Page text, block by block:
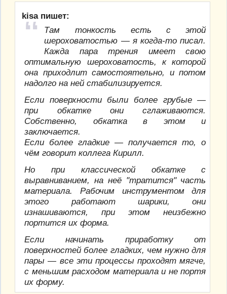
kisa пишет:
Там тонкость есть с этой
шероховатостью — я когда-то писал.
Кажда пара трения имеет свою
оптимальную шероховатость, к которой
она приходлит самостоятельно, и потом
надолго на ней стабилизируется.
Если поверхности были более грубые —
при обкатке они сглаживаются.
Собственно, обкатка в этом и
заключается.
Если более гладкие — получается то, о
чём говорит коллега Кирилл.
Но при классической обкатке с
выравниванием, на неё "тратится" часть
материала. Рабочим инструментом для
этого работают шарики, они
изнашиваются, при этом неизбежно
портится их форма.
Если начинать приработку от
поверхностей более гладких, чем нужно для
пары — все эти процессы проходят мягче,
с меньшим расходом материала и не портя
их форму.